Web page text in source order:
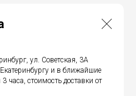
ул. Советская, 3А
и в ближайшие
часа, стоимость доставки от